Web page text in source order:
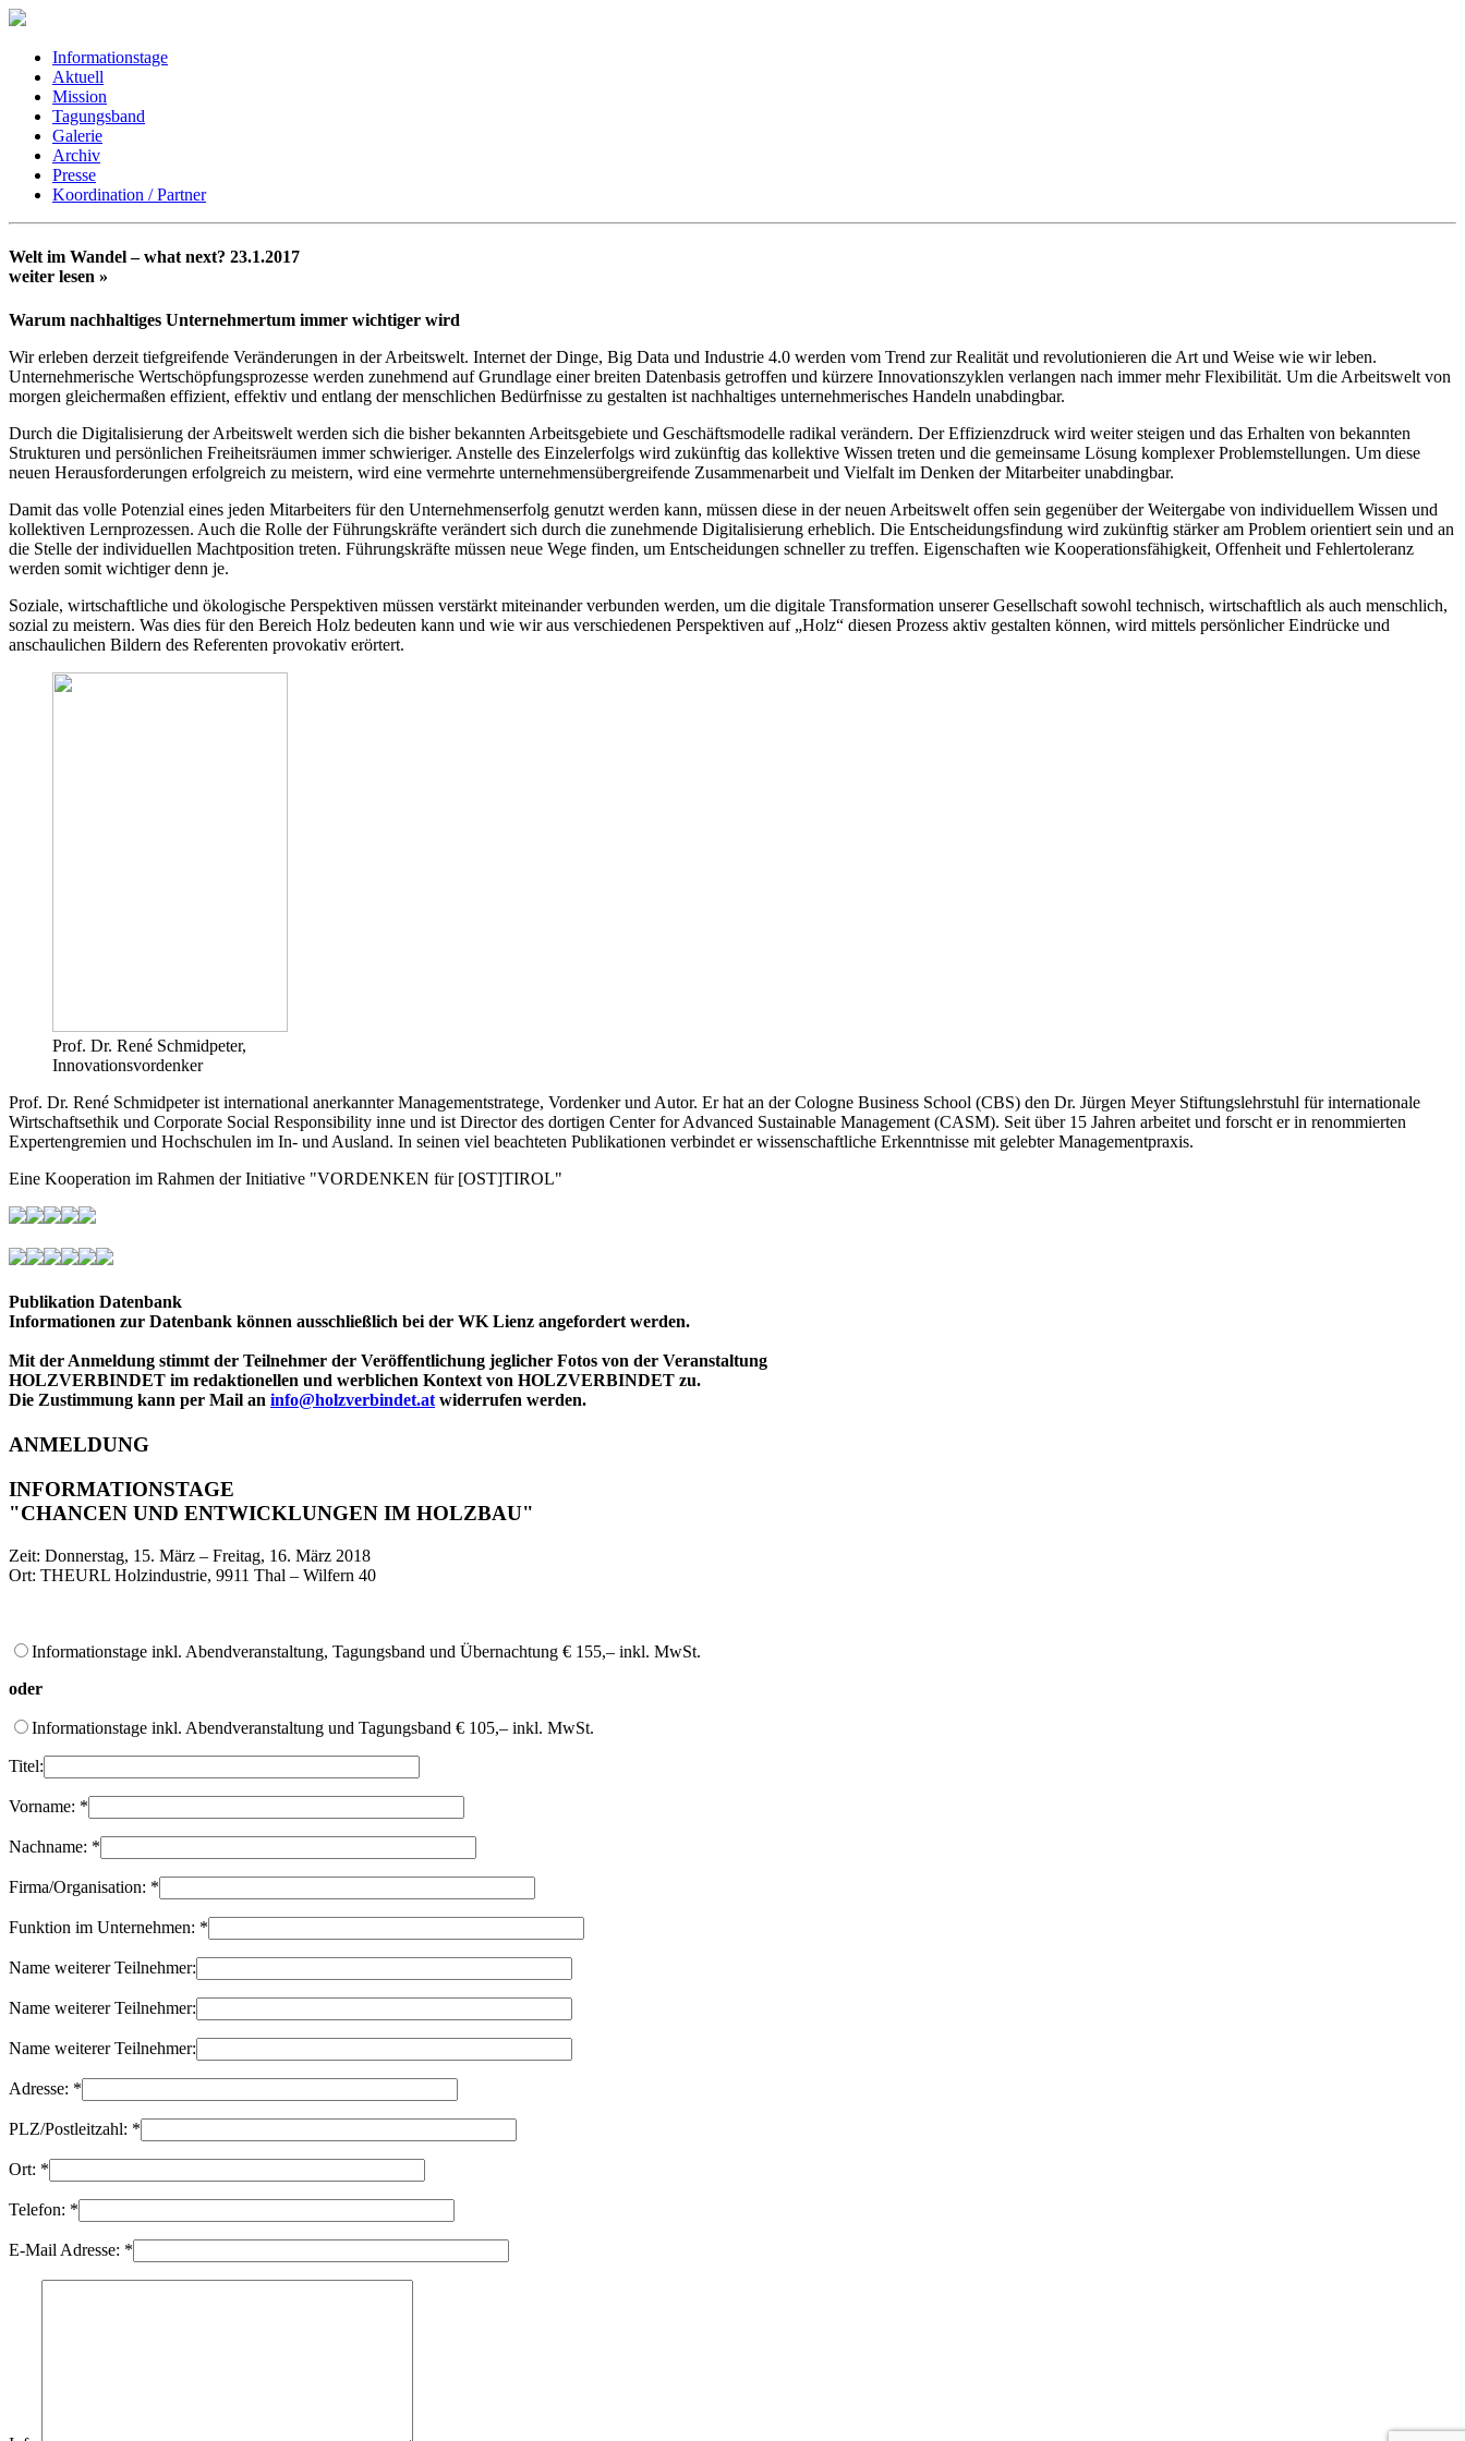
Informationstage
Aktuell
Mission
Tagungsband
Galerie
Archiv
Presse
Koordination / Partner
Welt im Wandel – what next? 23.1.2017
weiter lesen »
Warum nachhaltiges Unternehmertum immer wichtiger wird
Wir erleben derzeit tiefgreifende Veränderungen in der Arbeitswelt. Internet der Dinge, Big Data und Industrie 4.0 werden vom Trend zur Realität und revolutionieren die Art und Weise wie wir leben.
Unternehmerische Wertschöpfungsprozesse werden zunehmend auf Grundlage einer breiten Datenbasis getroffen und kürzere Innovationszyklen verlangen nach immer mehr Flexibilität. Um die Arbeitswelt von
morgen gleichermaßen effizient, effektiv und entlang der menschlichen Bedürfnisse zu gestalten ist nachhaltiges unternehmerisches Handeln unabdingbar.
Durch die Digitalisierung der Arbeitswelt werden sich die bisher bekannten Arbeitsgebiete und Geschäftsmodelle radikal verändern. Der Effizienzdruck wird weiter steigen und das Erhalten von bekannten
Strukturen und persönlichen Freiheitsräumen immer schwieriger. Anstelle des Einzelerfolgs wird zukünftig das kollektive Wissen treten und die gemeinsame Lösung komplexer Problemstellungen. Um diese
neuen Herausforderungen erfolgreich zu meistern, wird eine vermehrte unternehmensübergreifende Zusammenarbeit und Vielfalt im Denken der Mitarbeiter unabdingbar.
Damit das volle Potenzial eines jeden Mitarbeiters für den Unternehmenserfolg genutzt werden kann, müssen diese in der neuen Arbeitswelt offen sein gegenüber der Weitergabe von individuellem Wissen und
kollektiven Lernprozessen. Auch die Rolle der Führungskräfte verändert sich durch die zunehmende Digitalisierung erheblich. Die Entscheidungsfindung wird zukünftig stärker am Problem orientiert sein und an
die Stelle der individuellen Machtposition treten. Führungskräfte müssen neue Wege finden, um Entscheidungen schneller zu treffen. Eigenschaften wie Kooperationsfähigkeit, Offenheit und Fehlertoleranz
werden somit wichtiger denn je.
Soziale, wirtschaftliche und ökologische Perspektiven müssen verstärkt miteinander verbunden werden, um die digitale Transformation unserer Gesellschaft sowohl technisch, wirtschaftlich als auch menschlich,
sozial zu meistern. Was dies für den Bereich Holz bedeuten kann und wie wir aus verschiedenen Perspektiven auf „Holz“ diesen Prozess aktiv gestalten können, wird mittels persönlicher Eindrücke und
anschaulichen Bildern des Referenten provokativ erörtert.
Prof. Dr. René Schmidpeter,
Innovationsvordenker
Prof. Dr. René Schmidpeter ist international anerkannter Managementstratege, Vordenker und Autor. Er hat an der Cologne Business School (CBS) den Dr. Jürgen Meyer Stiftungslehrstuhl für internationale
Wirtschaftsethik und Corporate Social Responsibility inne und ist Director des dortigen Center for Advanced Sustainable Management (CASM). Seit über 15 Jahren arbeitet und forscht er in renommierten
Expertengremien und Hochschulen im In- und Ausland. In seinen viel beachteten Publikationen verbindet er wissenschaftliche Erkenntnisse mit gelebter Managementpraxis.
Eine Kooperation im Rahmen der Initiative "VORDENKEN für [OST]TIROL"
Publikation Datenbank
Informationen zur Datenbank können ausschließlich bei der WK Lienz angefordert werden.
Mit der Anmeldung stimmt der Teilnehmer der Veröffentlichung jeglicher Fotos von der Veranstaltung
HOLZVERBINDET im redaktionellen und werblichen Kontext von HOLZVERBINDET zu.
Die Zustimmung kann per Mail an info@holzverbindet.at widerrufen werden.
ANMELDUNG
INFORMATIONSTAGE
"CHANCEN UND ENTWICKLUNGEN IM HOLZBAU"
Zeit: Donnerstag, 15. März – Freitag, 16. März 2018
Ort: THEURL Holzindustrie, 9911 Thal – Wilfern 40
Informationstage inkl. Abendveranstaltung, Tagungsband und Übernachtung € 155,– inkl. MwSt.
oder
Informationstage inkl. Abendveranstaltung und Tagungsband € 105,– inkl. MwSt.
Titel:
Vorname: *
Nachname: *
Firma/Organisation: *
Funktion im Unternehmen: *
Name weiterer Teilnehmer:
Name weiterer Teilnehmer:
Name weiterer Teilnehmer:
Adresse: *
PLZ/Postleitzahl: *
Ort: *
Telefon: *
E-Mail Adresse: *